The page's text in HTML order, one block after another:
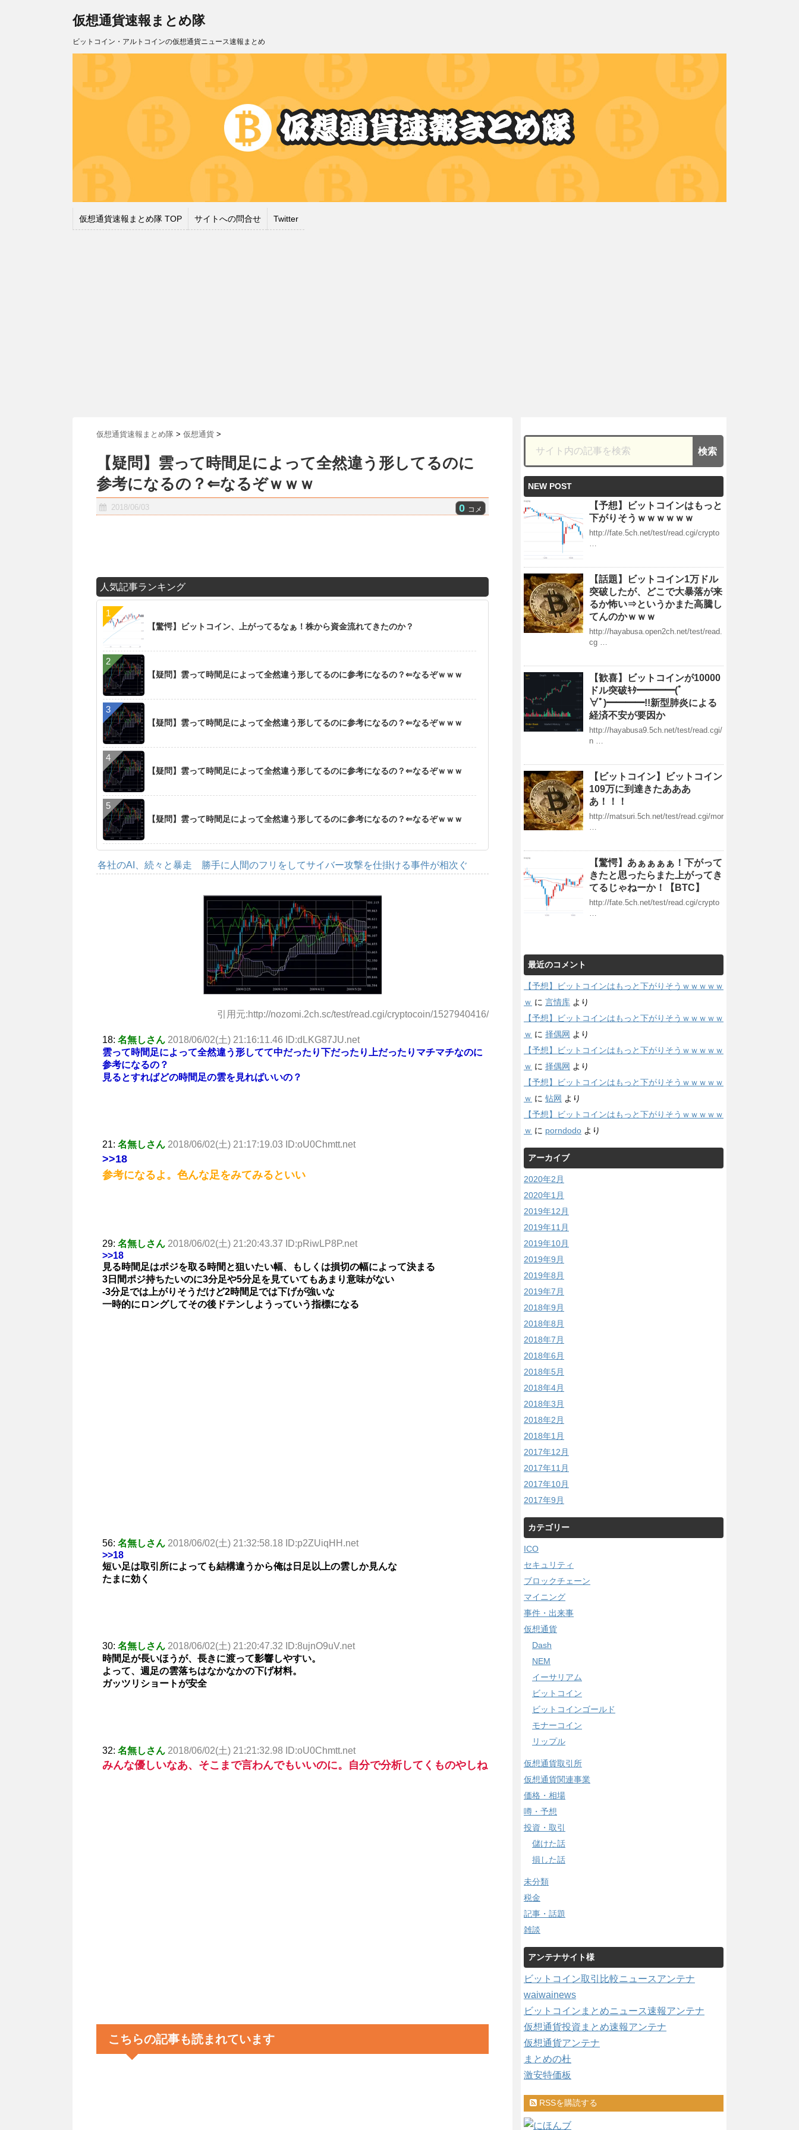
仮想通貨速報まとめ隊
ビットコイン・アルトコインの仮想通貨ニュース速報まとめ
仮想通貨速報まとめ隊 TOP サイトへの問合せ Twitter
仮想通貨速報まとめ隊 > 仮想通貨 >
【疑問】雲って時間足によって全然違う形してるのに
参考になるの？⇐なるぞｗｗｗ
2018/06/03 0 コメ
人気記事ランキング
【驚愕】ビットコイン、上がってるなぁ！株から資金流れてきたのか？
【疑問】雲って時間足によって全然違う形してるのに参考になるの？⇐なるぞｗｗｗ
【疑問】雲って時間足によって全然違う形してるのに参考になるの？⇐なるぞｗｗｗ
【疑問】雲って時間足によって全然違う形してるのに参考になるの？⇐なるぞｗｗｗ
【疑問】雲って時間足によって全然違う形してるのに参考になるの？⇐なるぞｗｗｗ
各社のAI、続々と暴走 勝手に人間のフリをしてサイバー攻撃を仕掛ける事件が相次ぐ
引用元:http://nozomi.2ch.sc/test/read.cgi/cryptocoin/1527940416/
18: 名無しさん 2018/06/02(土) 21:16:11.46 ID:dLKG87JU.net
雲って時間足によって全然違う形してて中だったり下だったり上だったりマチマチなのに
参考になるの？
見るとすればどの時間足の雲を見ればいいの？
21: 名無しさん 2018/06/02(土) 21:17:19.03 ID:oU0Chmtt.net
>>18
参考になるよ。色んな足をみてみるといい
29: 名無しさん 2018/06/02(土) 21:20:43.37 ID:pRiwLP8P.net
>>18
見る時間足はポジを取る時間と狙いたい幅、もしくは損切の幅によって決まる
3日間ポジ持ちたいのに3分足や5分足を見ていてもあまり意味がない
-3分足では上がりそうだけど2時間足では下げが強いな
一時的にロングしてその後ドテンしようっていう指標になる
56: 名無しさん 2018/06/02(土) 21:32:58.18 ID:p2ZUiqHH.net
>>18
短い足は取引所によっても結構違うから俺は日足以上の雲しか見んな
たまに効く
30: 名無しさん 2018/06/02(土) 21:20:47.32 ID:8ujnO9uV.net
時間足が長いほうが、長きに渡って影響しやすい。
よって、週足の雲落ちはなかなかの下げ材料。
ガッツリショートが安全
32: 名無しさん 2018/06/02(土) 21:21:32.98 ID:oU0Chmtt.net
みんな優しいなあ、そこまで言わんでもいいのに。自分で分析してくものやしね
こちらの記事も読まれています
NEW POST
【予想】ビットコインはもっと
下がりそうｗｗｗｗｗｗ
http://fate.5ch.net/test/read.cgi/crypto
…
【話題】ビットコイン1万ドル
突破したが、どこで大暴落が来
るか怖い⇒というかまた高騰し
てんのかｗｗｗ
http://hayabusa.open2ch.net/test/read.
cg …
【歓喜】ビットコインが10000
ドル突破ｷﾀ━━━━(ﾟ
∀ﾟ)━━━━!!新型肺炎による
経済不安が要因か
http://hayabusa9.5ch.net/test/read.cgi/
n …
【ビットコイン】ビットコイン
109万に到達きたあああ
あ！！！
http://matsuri.5ch.net/test/read.cgi/mor
…
【驚愕】あぁぁぁぁ！下がって
きたと思ったらまた上がってき
てるじゃねーか！【BTC】
http://fate.5ch.net/test/read.cgi/crypto
…
最近のコメント
【予想】ビットコインはもっと下がりそうｗｗｗｗｗ
ｗ に 言情库 より
【予想】ビットコインはもっと下がりそうｗｗｗｗｗ
ｗ に 择偶网 より
【予想】ビットコインはもっと下がりそうｗｗｗｗｗ
ｗ に 择偶网 より
【予想】ビットコインはもっと下がりそうｗｗｗｗｗ
ｗ に 钻网 より
【予想】ビットコインはもっと下がりそうｗｗｗｗｗ
ｗ に porndodo より
アーカイブ
2020年2月
2020年1月
2019年12月
2019年11月
2019年10月
2019年9月
2019年8月
2019年7月
2018年9月
2018年8月
2018年7月
2018年6月
2018年5月
2018年4月
2018年3月
2018年2月
2018年1月
2017年12月
2017年11月
2017年10月
2017年9月
カテゴリー
ICO
セキュリティ
ブロックチェーン
マイニング
事件・出来事
仮想通貨
Dash
NEM
イーサリアム
ビットコイン
ビットコインゴールド
モナーコイン
リップル
仮想通貨取引所
仮想通貨関連事業
価格・相場
噂・予想
投資・取引
儲けた話
損した話
未分類
税金
記事・話題
雑談
アンテナサイト様
ビットコイン取引比較ニュースアンテナ
waiwainews
ビットコインまとめニュース速報アンテナ
仮想通貨投資まとめ速報アンテナ
仮想通貨アンテナ
まとめの杜
激安特価板
RSSを購読する